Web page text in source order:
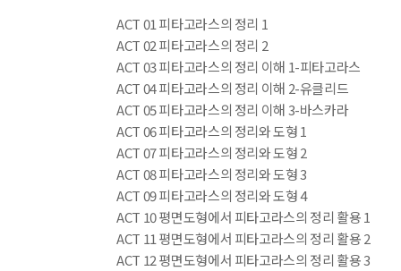
ACT 01 피타고라스의 정리 1
ACT 02 피타고라스의 정리 2
ACT 03 피타고라스의 정리 이해 1-피타고라스
ACT 04 피타고라스의 정리 이해 2-유클리드
ACT 05 피타고라스의 정리 이해 3-바스카라
ACT 06 피타고라스의 정리와 도형 1
ACT 07 피타고라스의 정리와 도형 2
ACT 08 피타고라스의 정리와 도형 3
ACT 09 피타고라스의 정리와 도형 4
ACT 10 평면도형에서 피타고라스의 정리 활용 1
ACT 11 평면도형에서 피타고라스의 정리 활용 2
ACT 12 평면도형에서 피타고라스의 정리 활용 3